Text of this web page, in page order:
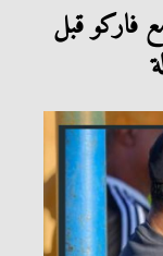
قبل